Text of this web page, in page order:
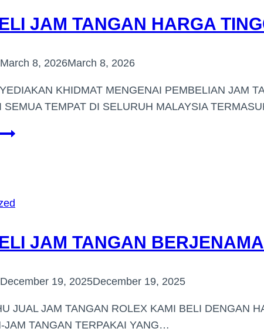
JAM TANGAN HARGA
March 8, 2026March 8, 2026
KHIDMAT MENGENAI PEMBELIAN JAM
SEMUA TEMPAT DI SELURUH MALAYSIA
JAM TANGAN
December 19, 2025December 19, 2025
JUAL JAM TANGAN ROLEX KAMI BELI DENGAN
JAM TANGAN TERPAKAI YANG…